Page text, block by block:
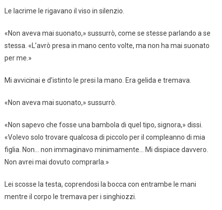
Le lacrime le rigavano il viso in silenzio.
«Non aveva mai suonato,» sussurrò, come se stesse parlando a se
stessa. «L’avrò presa in mano cento volte, ma non ha mai suonato
per me.»
Mi avvicinai e d’istinto le presi la mano. Era gelida e tremava.
«Non aveva mai suonato,» sussurrò.
«Non sapevo che fosse una bambola di quel tipo, signora,» dissi.
«Volevo solo trovare qualcosa di piccolo per il compleanno di mia
figlia. Non… non immaginavo minimamente… Mi dispiace davvero.
Non avrei mai dovuto comprarla.»
Lei scosse la testa, coprendosi la bocca con entrambe le mani
mentre il corpo le tremava per i singhiozzi.